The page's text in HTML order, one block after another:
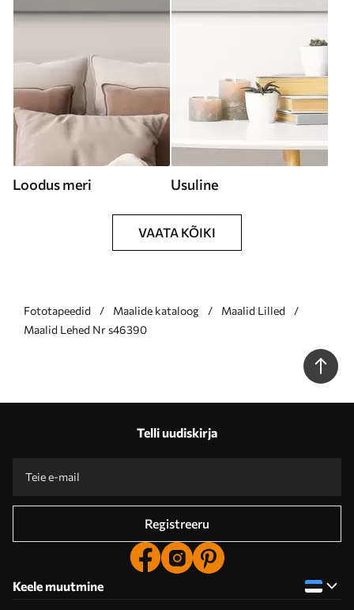
Loodus meri Usuline
VAATA KÕIKI
Fototapeedid Maalide kataloog
Maalid Lilled
Maalid Lehed Nr s46390
Telli uudiskirja
Registreeru
Keele muutmine